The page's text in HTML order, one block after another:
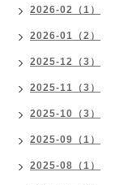
2026-02（1）
2026-01（2）
2025-12（3）
2025-11（3）
2025-10（3）
2025-09（1）
2025-08（1）